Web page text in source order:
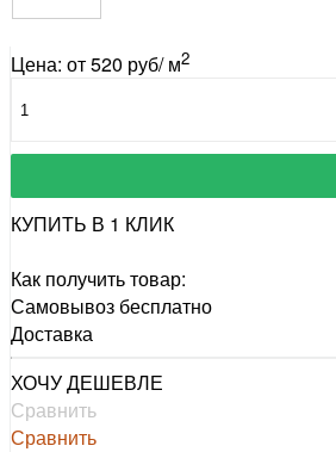
Цена: от 520 руб/ м2
КУПИТЬ В 1 КЛИК
Как получить товар:
Самовывоз бесплатно
Доставка
ХОЧУ ДЕШЕВЛЕ
Сравнить
Сравнить